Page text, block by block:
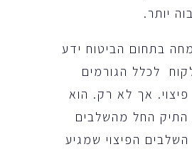
יותר.
בתחום הביטוח ידע
לכלל הגורמים
פיצוי. אך לא רק. הוא
התיק החל מהשלבים
הפיצוי שמגיע